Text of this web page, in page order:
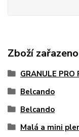
Zboží
GRANULE PRO
Belcando
Belcando
Malá a mini